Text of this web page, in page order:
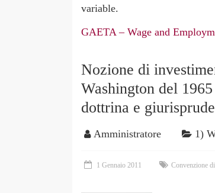
variable.
GAETA – Wage and
Nozione di
Washington del
dottrina e
Amministratore 1)
1 Gennaio 2011 Convenzione